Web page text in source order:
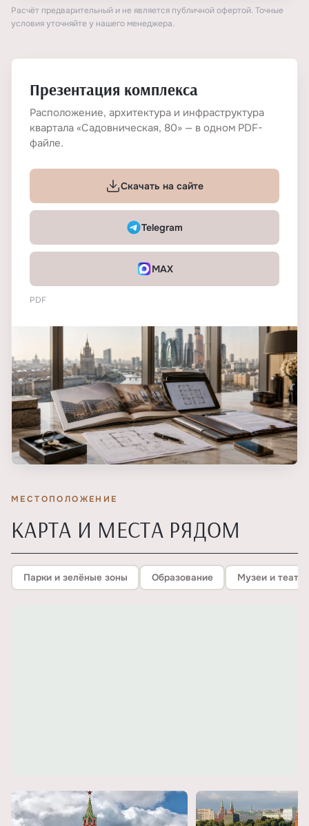
Расчёт предварительный и не является публичной офертой. Точные
условия уточняйте у нашего менеджера.
Презентация комплекса
Расположение, архитектура и инфраструктура
квартала «Садовническая, 80» — в одном PDF-
файле.
Скачать на сайте
Telegram
MAX
PDF
МЕСТОПОЛОЖЕНИЕ
КАРТА И МЕСТА РЯДОМ
Парки и зелёные зоны Образование Музеи и